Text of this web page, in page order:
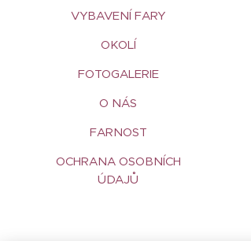
VYBAVENÍ FARY
OKOLÍ
FOTOGALERIE
O NÁS
FARNOST
OCHRANA OSOBNÍCH
ÚDAJŮ